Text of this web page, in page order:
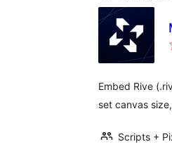
Embed Rive
set canvas
Scripts +